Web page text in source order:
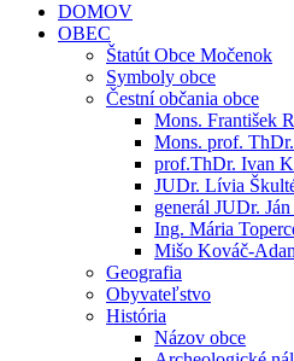
DOMOV
OBEC
Štatút Obce Močenok
Symboly obce
Čestní občania obce
Mons. František
Mons. prof.
prof.ThDr. Ivan
JUDr. Lívia
generál JUDr. Ján
Ing. Mária
Mišo Kováč-
Geografia
Obyvateľstvo
História
Názov obce